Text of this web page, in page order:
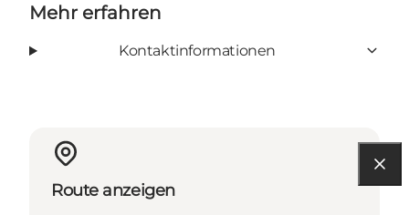
Mehr erfahren
Kontaktinformationen
Route anzeigen